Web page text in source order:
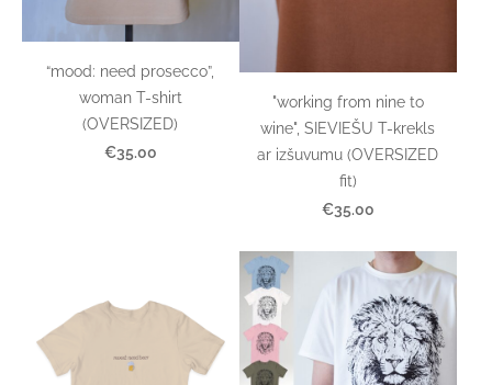
“mood: need prosecco”,
woman T-shirt
(OVERSIZED)
€35.00
"working from nine to
wine", SIEVIEŠU T-krekls
ar izšuvumu (OVERSIZED
fit)
€35.00